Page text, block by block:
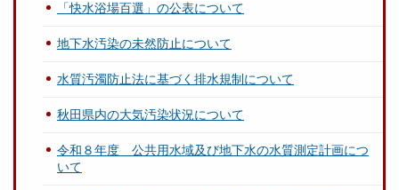
「快水浴場百選」の公表について
地下水汚染の未然防止について
水質汚濁防止法に基づく排水規制について
秋田県内の大気汚染状況について
令和８年度 公共用水域及び地下水の水質測定計画につ
いて